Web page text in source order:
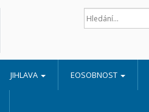
JIHLAVA EOSOBNOST